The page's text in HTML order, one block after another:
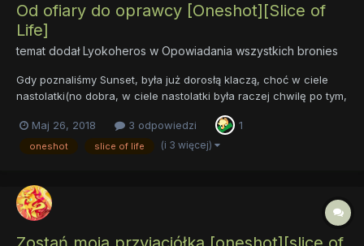
Od ofiary do oprawcy [Oneshot][Slice of
Life]
temat dodałLyokoheros w Opowiadania wszystkich bronies
Gdy poznaliśmy Sunset, była już dorosłą klaczą, choć w ciele
nastolatki(no dobra, w ciele nastolatki była raczej chwilę po tym,
drogą... Ale przecież nie zawsze tak było. Niegdyś i Sunset
wierzyła w przyjaźń... była młodą, niewinną kl...
Maj 26, 2018 3 odpowiedzi 1
oneshot slice of life (i 3 więcej)